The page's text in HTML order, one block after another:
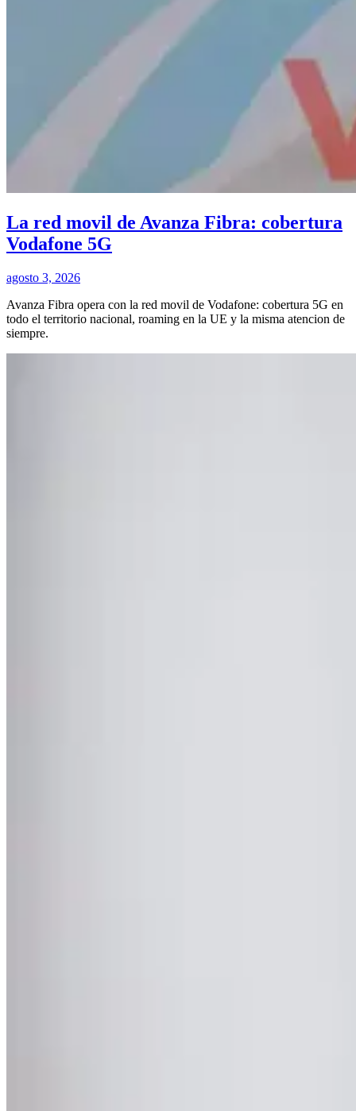
La red movil de Avanza Fibra: cobertura
Vodafone 5G
agosto 3, 2026
Avanza Fibra opera con la red movil de Vodafone: cobertura 5G en
todo el territorio nacional, roaming en la UE y la misma atencion de
siempre.